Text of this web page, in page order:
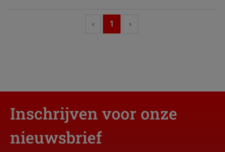
‹ 1 ›
Inschrijven voor onze
nieuwsbrief